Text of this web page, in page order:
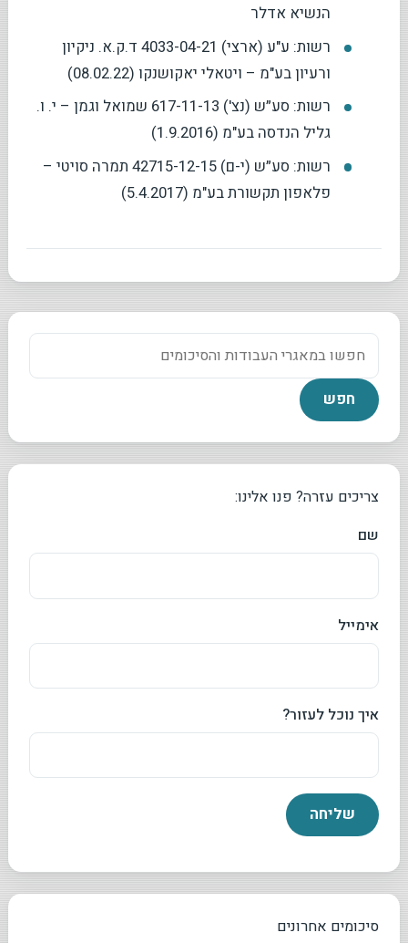
הנשיא אדלר
רשות: ע"ע (ארצי) 4033-04-21 ד.ק.א. ניקיון
ורעיון בע"מ – ויטאלי יאקושנקו (08.02.22)
רשות: סע״ש (נצ') 617-11-13 שמואל וגמן – י. ו.
גליל הנדסה בע"מ (1.9.2016)
רשות: סע״ש (י-ם) 42715-12-15 תמרה סויטי –
פלאפון תקשורת בע"מ (5.4.2017)
צריכים עזרה? פנו אלינו:
שם
אימייל
איך נוכל לעזור?
סיכומים אחרונים